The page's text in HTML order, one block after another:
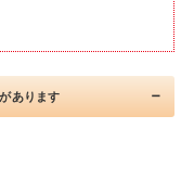
あります